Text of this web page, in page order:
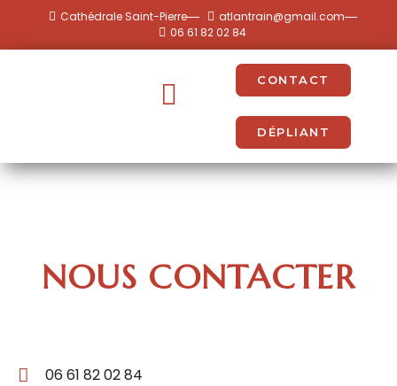
Cathédrale Saint-Pierre
atlantrain@gmail.com
06 61 82 02 84
CONTACT
DÉPLIANT
NOUS CONTACTER
06 61 82 02 84